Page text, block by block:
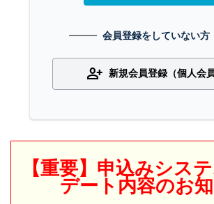
会員登録をしていない方
person_add 新規会員登録（個人会員
【重要】申込みシス
デート内容のお